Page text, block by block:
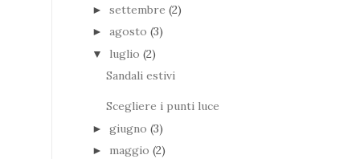
► settembre (2)
► agosto (3)
▼ luglio (2)
Sandali estivi
Scegliere i punti luce
► giugno (3)
► maggio (2)